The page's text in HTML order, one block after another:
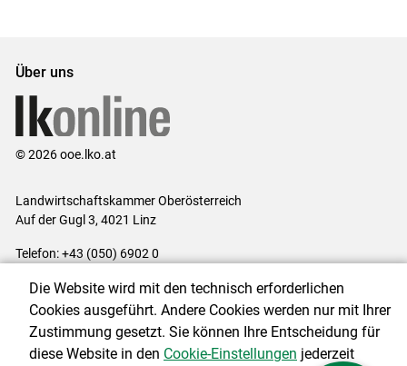
Über uns
© 2026 ooe.lko.at
Landwirtschaftskammer Oberösterreich
Auf der Gugl 3, 4021 Linz
Telefon: +43 (050) 6902 0
Impressum|Kontakt|Gewinnspiele|Datenschutzerklärung |
Barrierefreiheit
Cookie-Einstellungen
Die Website wird mit den technisch erforderlichen
Cookies ausgeführt. Andere Cookies werden nur mit Ihrer
Zustimmung gesetzt. Sie können Ihre Entscheidung für
diese Website in den Cookie-Einstellungen jederzeit